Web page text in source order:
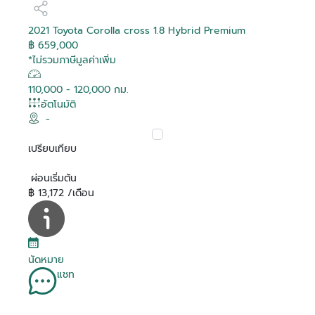
2021 Toyota Corolla cross 1.8 Hybrid Premium
฿ 659,000
*ไม่รวมภาษีมูลค่าเพิ่ม
110,000 - 120,000 กม.
อัตโนมัติ
-
เปรียบเทียบ
ผ่อนเริ่มต้น
฿ 13,172 /เดือน
นัดหมาย
แชท